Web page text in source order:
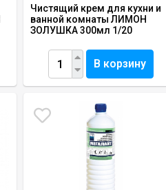
Чистящий крем для кухни и
ванной комнаты ЛИМОН
ЗОЛУШКА 300мл 1/20
В корзину